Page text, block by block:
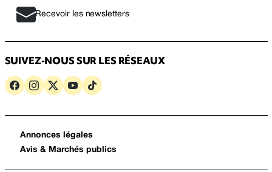
Recevoir les newsletters
SUIVEZ-NOUS SUR LES RÉSEAUX
Annonces légales
Avis & Marchés publics